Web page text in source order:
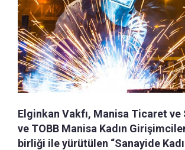
Elginkan Vakfı, Manisa Ticaret ve
ve TOBB Manisa Kadın
birliği ile yürütülen “Sanayide